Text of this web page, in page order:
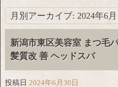
月別アーカイブ: 2024年6月
新潟市東区美容室 まつ毛
髪質改 善 ヘッドスパ
投稿日 2024年6月30日